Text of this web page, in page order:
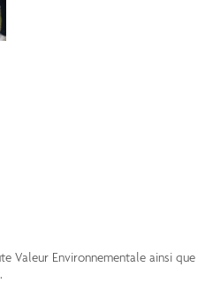
Valeur Environnementale ainsi que